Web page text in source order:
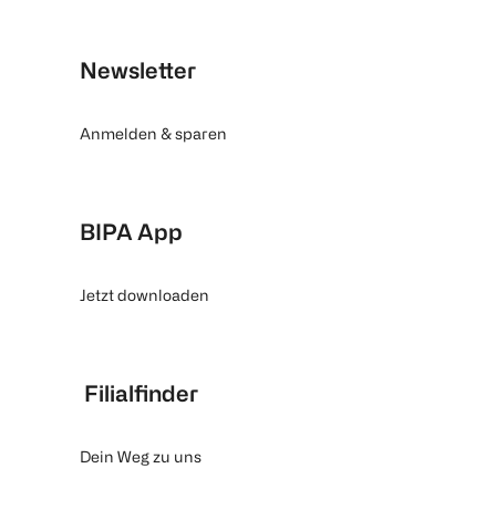
Newsletter
Anmelden & sparen
BIPA App
Jetzt downloaden
Filialfinder
Dein Weg zu uns